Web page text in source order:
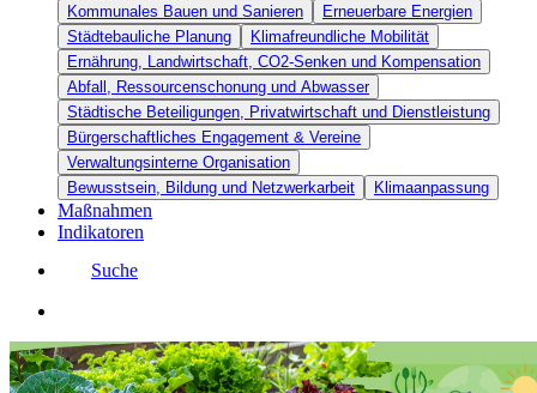
Kommunales Bauen und Sanieren
Erneuerbare Energien
Städtebauliche Planung
Klimafreundliche Mobilität
Ernährung, Landwirtschaft, CO2-Senken und Kompensation
Abfall, Ressourcenschonung und Abwasser
Städtische Beteiligungen, Privatwirtschaft und Dienstleistung
Bürgerschaftliches Engagement & Vereine
Verwaltungsinterne Organisation
Bewusstsein, Bildung und Netzwerkarbeit
Klimaanpassung
Maßnahmen
Indikatoren
Suche